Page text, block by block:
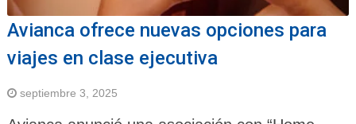
Avianca ofrece nuevas opciones para
viajes en clase ejecutiva
septiembre 3, 2025